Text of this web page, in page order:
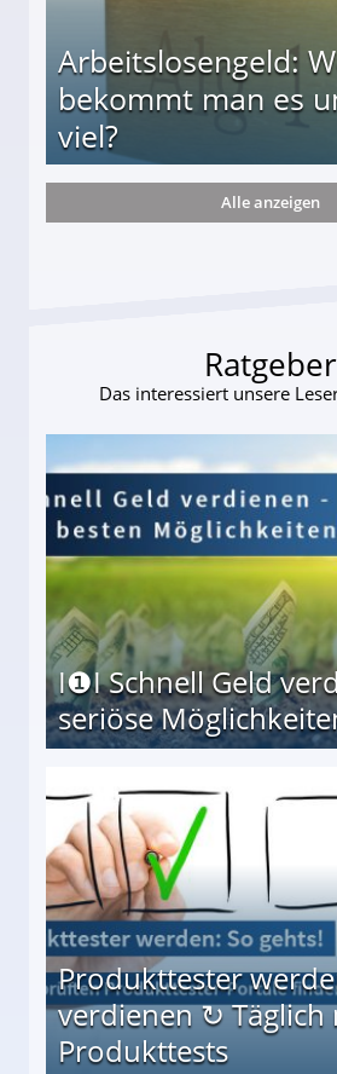
Arbeitslosengeld:
bekommt man es
viel?
und wie viel?
Alle anzeigen
Ratgeber
Das interessiert unsere
I❶I Schnell Geld
seriöse
Produkttester
verdienen ↻ Täglich
Produkttests